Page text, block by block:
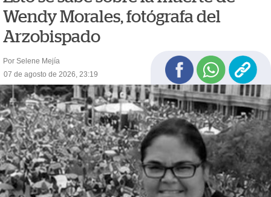
Wendy Morales, fotógrafa del
Arzobispado
Por Selene Mejía
07 de agosto de 2026, 23:19